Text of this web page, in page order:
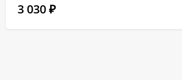
3 030 ₽